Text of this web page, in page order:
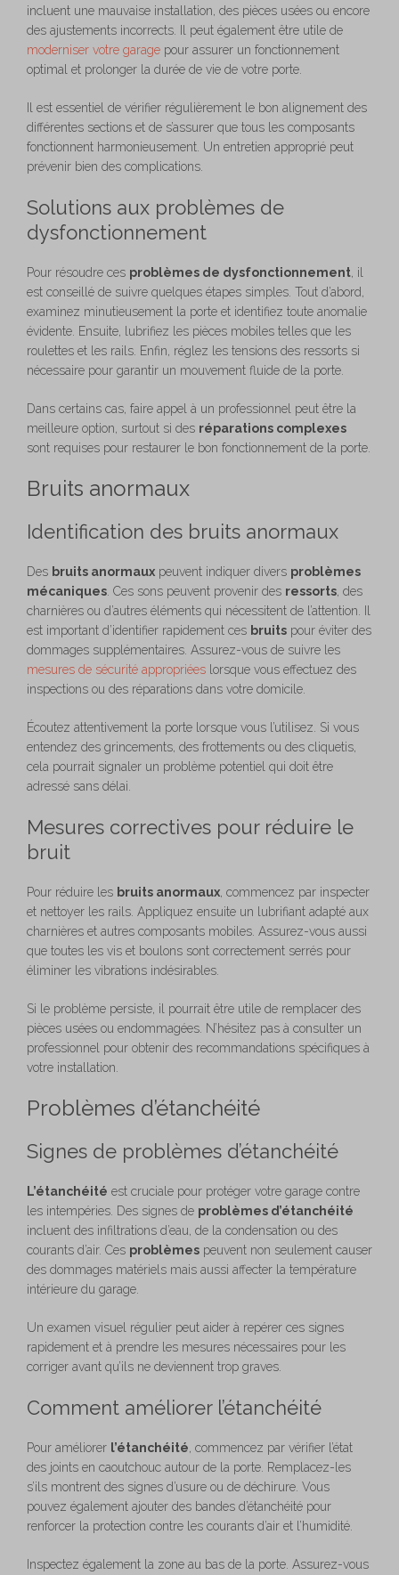
incluent une mauvaise installation, des pièces usées ou encore
des ajustements incorrects. Il peut également être utile de
moderniser votre garage pour assurer un fonctionnement
optimal et prolonger la durée de vie de votre porte.
Il est essentiel de vérifier régulièrement le bon alignement des
différentes sections et de s’assurer que tous les composants
fonctionnent harmonieusement. Un entretien approprié peut
prévenir bien des complications.
Solutions aux problèmes de
dysfonctionnement
Pour résoudre ces problèmes de dysfonctionnement, il
est conseillé de suivre quelques étapes simples. Tout d’abord,
examinez minutieusement la porte et identifiez toute anomalie
évidente. Ensuite, lubrifiez les pièces mobiles telles que les
roulettes et les rails. Enfin, réglez les tensions des ressorts si
nécessaire pour garantir un mouvement fluide de la porte.
Dans certains cas, faire appel à un professionnel peut être la
meilleure option, surtout si des réparations complexes
sont requises pour restaurer le bon fonctionnement de la porte.
Bruits anormaux
Identification des bruits anormaux
Des bruits anormaux peuvent indiquer divers problèmes
mécaniques. Ces sons peuvent provenir des ressorts, des
charnières ou d’autres éléments qui nécessitent de l’attention. Il
est important d’identifier rapidement ces bruits pour éviter des
dommages supplémentaires. Assurez-vous de suivre les
mesures de sécurité appropriées lorsque vous effectuez des
inspections ou des réparations dans votre domicile.
Écoutez attentivement la porte lorsque vous l’utilisez. Si vous
entendez des grincements, des frottements ou des cliquetis,
cela pourrait signaler un problème potentiel qui doit être
adressé sans délai.
Mesures correctives pour réduire le
bruit
Pour réduire les bruits anormaux, commencez par inspecter
et nettoyer les rails. Appliquez ensuite un lubrifiant adapté aux
charnières et autres composants mobiles. Assurez-vous aussi
que toutes les vis et boulons sont correctement serrés pour
éliminer les vibrations indésirables.
Si le problème persiste, il pourrait être utile de remplacer des
pièces usées ou endommagées. N’hésitez pas à consulter un
professionnel pour obtenir des recommandations spécifiques à
votre installation.
Problèmes d’étanchéité
Signes de problèmes d’étanchéité
L’étanchéité est cruciale pour protéger votre garage contre
les intempéries. Des signes de problèmes d’étanchéité
incluent des infiltrations d’eau, de la condensation ou des
courants d’air. Ces problèmes peuvent non seulement causer
des dommages matériels mais aussi affecter la température
intérieure du garage.
Un examen visuel régulier peut aider à repérer ces signes
rapidement et à prendre les mesures nécessaires pour les
corriger avant qu’ils ne deviennent trop graves.
Comment améliorer l’étanchéité
Pour améliorer l’étanchéité, commencez par vérifier l’état
des joints en caoutchouc autour de la porte. Remplacez-les
s’ils montrent des signes d’usure ou de déchirure. Vous
pouvez également ajouter des bandes d’étanchéité pour
renforcer la protection contre les courants d’air et l’humidité.
Inspectez également la zone au bas de la porte. Assurez-vous